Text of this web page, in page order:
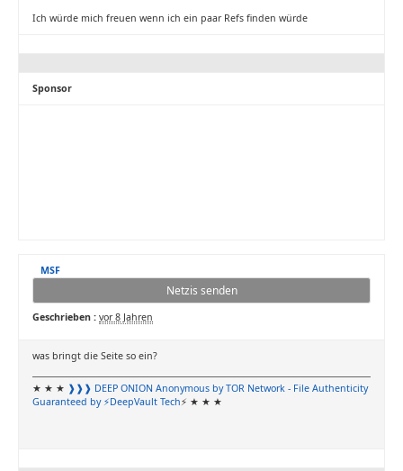
Ich würde mich freuen wenn ich ein paar Refs finden würde
Sponsor
MSF
Netzis senden
Geschrieben : vor 8 Jahren
was bringt die Seite so ein?
★ ★ ★ ❱❱❱ DEEP ONION Anonymous by TOR Network - File Authenticity
Guaranteed by ⚡DeepVault Tech⚡ ★ ★ ★